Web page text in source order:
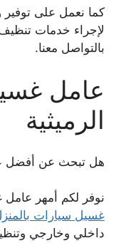
كما نعمل على
لإجراء خدمات تنظيف
بالتواصل معنا.
عامل
الرميثية
هل تبحث عن أفضل
نوفر لكم أمهر عامل
غسيل سيارات
داخلي وخارجي